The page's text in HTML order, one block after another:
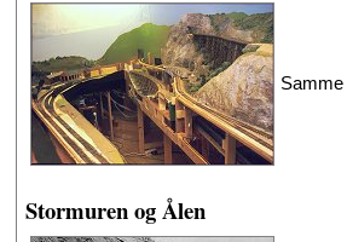
Samme
Stormuren og Ålen